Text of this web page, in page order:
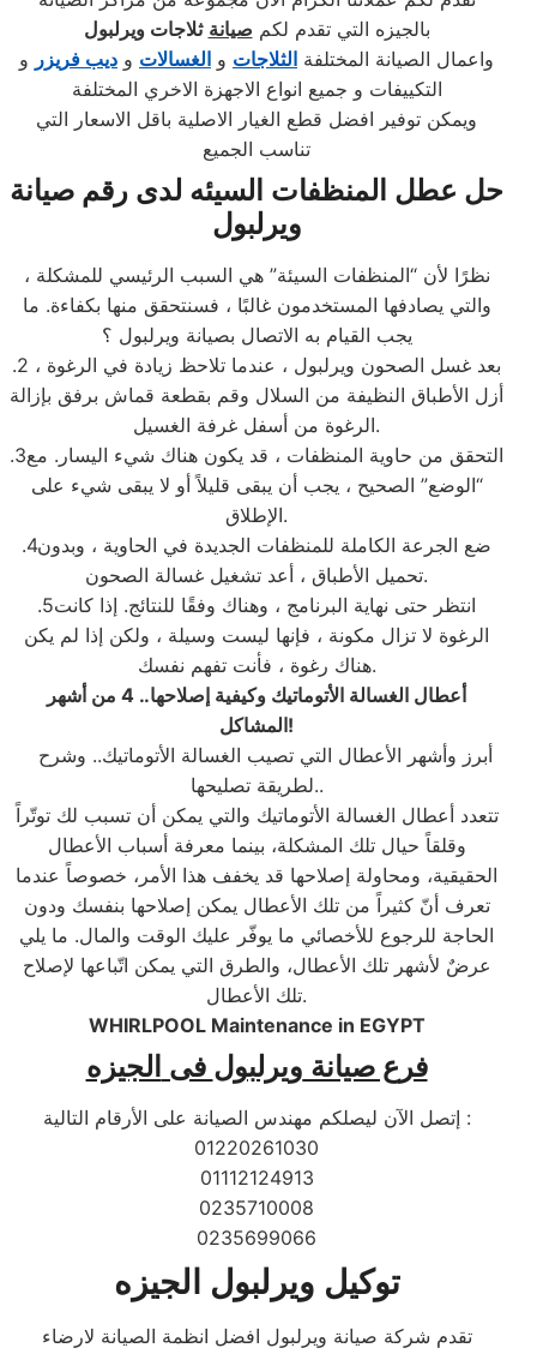
بالجيزه التي تقدم لكم صيانة ثلاجات ويرلبول
واعمال الصيانة المختلفة الثلاجات و الغسالات و ديب فريزر و
التكييفات و جميع انواع الاجهزة الاخري المختلفة
ويمكن توفير افضل قطع الغيار الاصلية باقل الاسعار التي
تناسب الجميع
حل عطل المنظفات السيئه لدى رقم صيانة
ويرلبول
نظرًا لأن “المنظفات السيئة” هي السبب الرئيسي للمشكلة ،
والتي يصادفها المستخدمون غالبًا ، فسنتحقق منها بكفاءة. ما
يجب القيام به الاتصال بصيانة ويرلبول ؟
.2 بعد غسل الصحون ويرلبول ، عندما تلاحظ زيادة في الرغوة ،
أزل الأطباق النظيفة من السلال وقم بقطعة قماش برفق بإزالة
الرغوة من أسفل غرفة الغسيل.
.3التحقق من حاوية المنظفات ، قد يكون هناك شيء اليسار. مع
“الوضع” الصحيح ، يجب أن يبقى قليلاً أو لا يبقى شيء على
الإطلاق.
.4ضع الجرعة الكاملة للمنظفات الجديدة في الحاوية ، وبدون
تحميل الأطباق ، أعد تشغيل غسالة الصحون.
.5انتظر حتى نهاية البرنامج ، وهناك وفقًا للنتائج. إذا كانت
الرغوة لا تزال مكونة ، فإنها ليست وسيلة ، ولكن إذا لم يكن
هناك رغوة ، فأنت تفهم نفسك.
أعطال الغسالة الأتوماتيك وكيفية إصلاحها.. 4 من أشهر
المشاكل!
لطريقة تصليحها..
تتعدد أعطال الغسالة الأتوماتيك والتي يمكن أن تسبب لك توتّراً
وقلقاً حيال تلك المشكلة، بينما معرفة أسباب الأعطال
الحقيقية، ومحاولة إصلاحها قد يخفف هذا الأمر، خصوصاً عندما
تعرف أنّ كثيراً من تلك الأعطال يمكن إصلاحها بنفسك ودون
الحاجة للرجوع للأخصائي ما يوفّر عليك الوقت والمال. ما يلي
عرضٌ لأشهر تلك الأعطال، والطرق التي يمكن اتّباعها لإصلاح
تلك الأعطال.
WHIRLPOOL Maintenance in EGYPT
فرع صيانة ويرلبول فى الجيزه
إتصل الآن ليصلكم مهندس الصيانة على الأرقام التالية :
01220261030
01112124913
0235710008
0235699066
توكيل ويرلبول الجيزه
تقدم شركة صيانة ويرلبول افضل انظمة الصيانة لارضاء